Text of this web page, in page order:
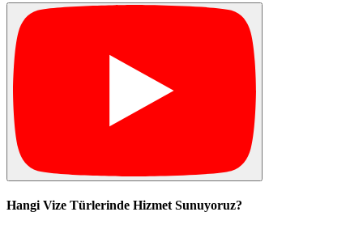
Hangi Vize Türlerinde Hizmet Sunuyoruz?